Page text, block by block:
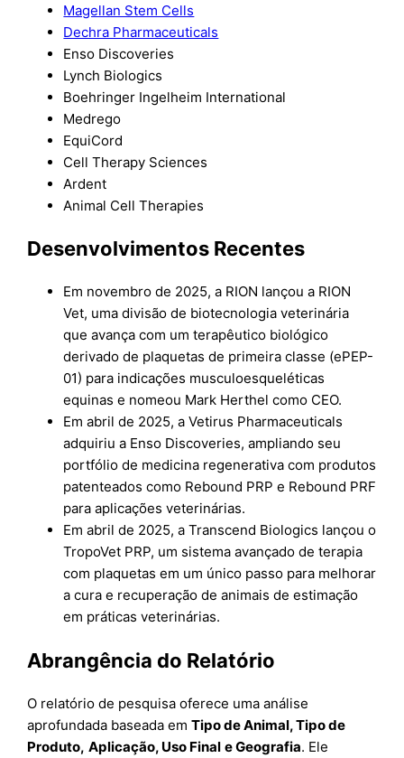
Magellan Stem Cells
Dechra Pharmaceuticals
Enso Discoveries
Lynch Biologics
Boehringer Ingelheim International
Medrego
EquiCord
Cell Therapy Sciences
Ardent
Animal Cell Therapies
Desenvolvimentos Recentes
Em novembro de 2025, a RION lançou a RION
Vet, uma divisão de biotecnologia veterinária
que avança com um terapêutico biológico
derivado de plaquetas de primeira classe (ePEP-
01) para indicações musculoesqueléticas
equinas e nomeou Mark Herthel como CEO.
Em abril de 2025, a Vetirus Pharmaceuticals
adquiriu a Enso Discoveries, ampliando seu
portfólio de medicina regenerativa com produtos
patenteados como Rebound PRP e Rebound PRF
para aplicações veterinárias.
Em abril de 2025, a Transcend Biologics lançou o
TropoVet PRP, um sistema avançado de terapia
com plaquetas em um único passo para melhorar
a cura e recuperação de animais de estimação
em práticas veterinárias.
Abrangência do Relatório
O relatório de pesquisa oferece uma análise
aprofundada baseada emTipo de Animal, Tipo de
Produto, Aplicação, Uso Final eGeografia. Ele